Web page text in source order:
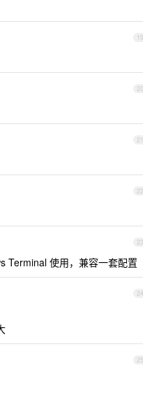
19
20
21
22
23
Terminal 使用，兼容一套配置
24
25